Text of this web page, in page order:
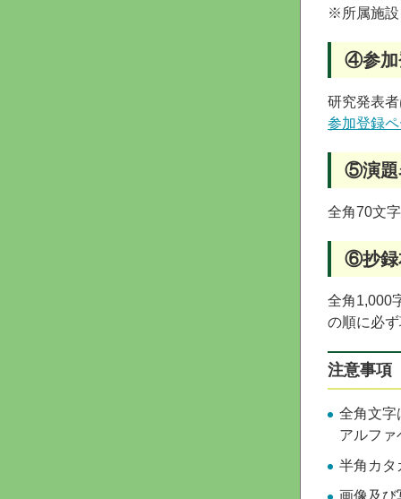
※所属施設
④参加
研究発表
参加登録
⑤演題
全角70文
⑥抄録
全角1,000
の順に必
注意事項
全角文字
アルファ
半角カタ
画像及び